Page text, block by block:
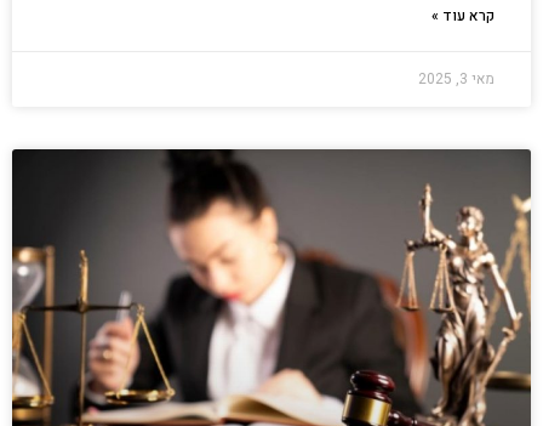
קרא עוד »
מאי 3, 2025